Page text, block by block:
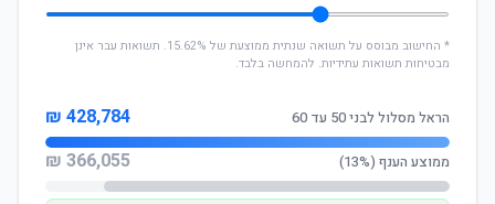
* החישוב מבוסס על תשואה שנתית ממוצעת של 15.62%. תשואות עבר אינן
מבטיחות תשואות עתידיות. להמחשה בלבד.
הראל מסלול לבני 50 עד 60 428,784 ₪
ממוצע הענף (13%) 366,055 ₪